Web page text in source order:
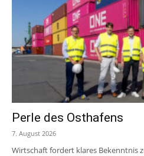
Perle des Osthafens
7. August 2026
Wirtschaft fordert klares Bekenntnis